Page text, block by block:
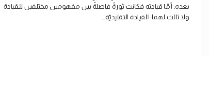
بعده. أمّا قيادته فكانت ثورةً فاصلةً بين مفهومين مختلفين للقيادة
ولا ثالث لهما: القيادة التقليديّة…